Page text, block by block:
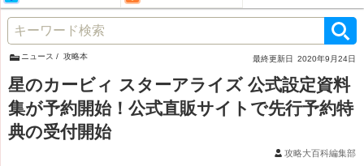
ニュース 攻略本 最終更新日 2020年9月24日
星のカービィ スターアライズ 公式設定資料
集が予約開始！公式直販サイトで先行予約特
典の受付開始
攻略大百科編集部